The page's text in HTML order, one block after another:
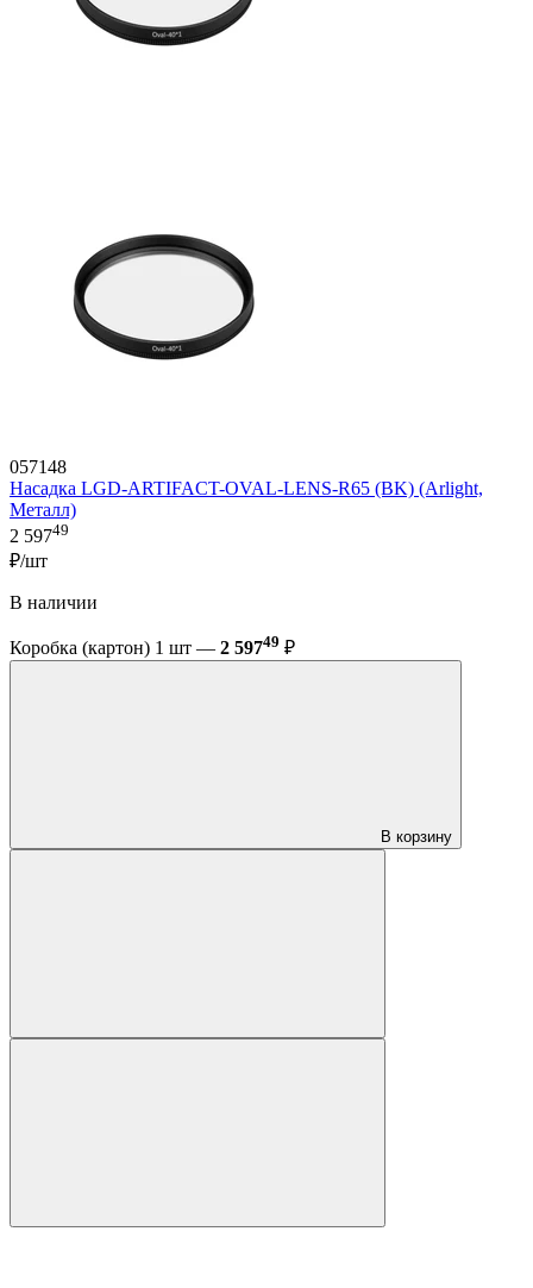
057148
Насадка LGD-ARTIFACT-OVAL-LENS-R65 (BK) (Arlight,
Металл)
2 59749
₽/шт
В наличии
Коробка (картон) 1 шт — 2 59749 ₽
В корзину